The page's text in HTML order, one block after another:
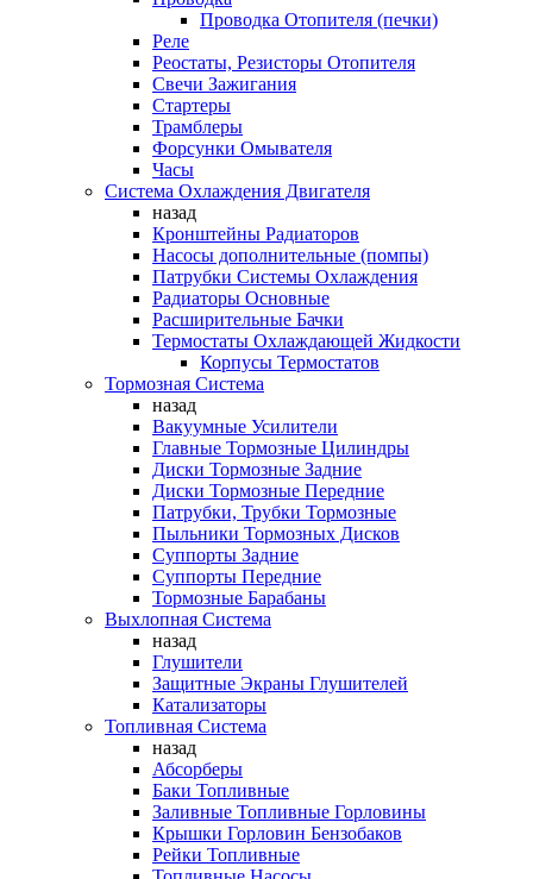
Проводка Отопителя (печки)
Реле
Реостаты, Резисторы Отопителя
Свечи Зажигания
Стартеры
Трамблеры
Форсунки Омывателя
Часы
Система Охлаждения Двигателя
назад
Кронштейны Радиаторов
Насосы дополнительные (помпы)
Патрубки Системы Охлаждения
Радиаторы Основные
Расширительные Бачки
Термостаты Охлаждающей Жидкости
Корпусы Термостатов
Тормозная Система
назад
Вакуумные Усилители
Главные Тормозные Цилиндры
Диски Тормозные Задние
Диски Тормозные Передние
Патрубки, Трубки Тормозные
Пыльники Тормозных Дисков
Суппорты Задние
Суппорты Передние
Тормозные Барабаны
Выхлопная Система
назад
Глушители
Защитные Экраны Глушителей
Катализаторы
Топливная Система
назад
Абсорберы
Баки Топливные
Заливные Топливные Горловины
Крышки Горловин Бензобаков
Рейки Топливные